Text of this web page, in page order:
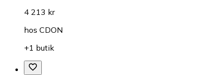
4 213 kr
hos CDON
+1 butik